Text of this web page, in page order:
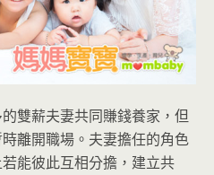
雙薪夫妻共同賺錢養家，但
離開職場。夫妻擔任的角色
能彼此互相分擔，建立共